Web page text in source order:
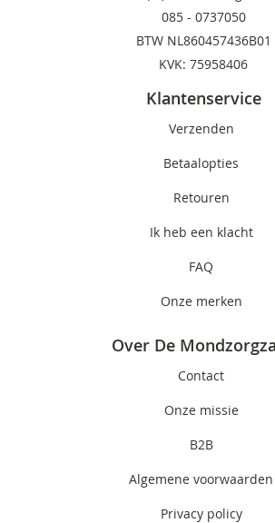
085 - 0737050
BTW NL860457436B01
KVK: 75958406
Klantenservice
Verzenden
Betaalopties
Retouren
Ik heb een klacht
FAQ
Onze merken
Over De
Contact
Onze missie
B2B
Algemene voorwaarden
Privacy policy